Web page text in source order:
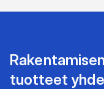
tuotteet